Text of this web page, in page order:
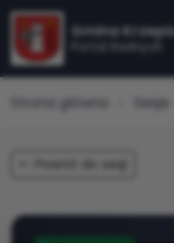
Gmina
Strona główna Sesje
Powrót do sesji